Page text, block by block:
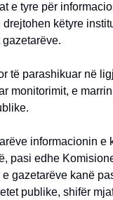
e tyre për
këtyre
të parashikuar në
monitorimit, e
informacionin e
pasi edhe
gazetarëve kanë
publike, shifër